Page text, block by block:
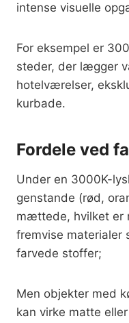
intense visuelle
For eksempel er
steder, der lægger
hotelværelser,
kurbade.
Fordele ved
Under en 3000K-
genstande (rød,
mættede, hvilket er
fremvise materialer
farvede stoffer;
Men objekter med
kan virke matte